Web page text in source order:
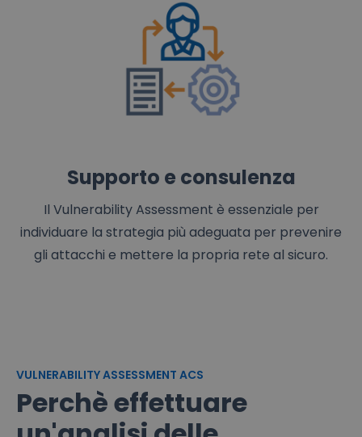
Supporto e consulenza
Il Vulnerability Assessment è essenziale per
individuare la strategia più adeguata per prevenire
gli attacchi e mettere la propria rete al sicuro.
VULNERABILITY ASSESSMENT ACS
Perchè effettuare